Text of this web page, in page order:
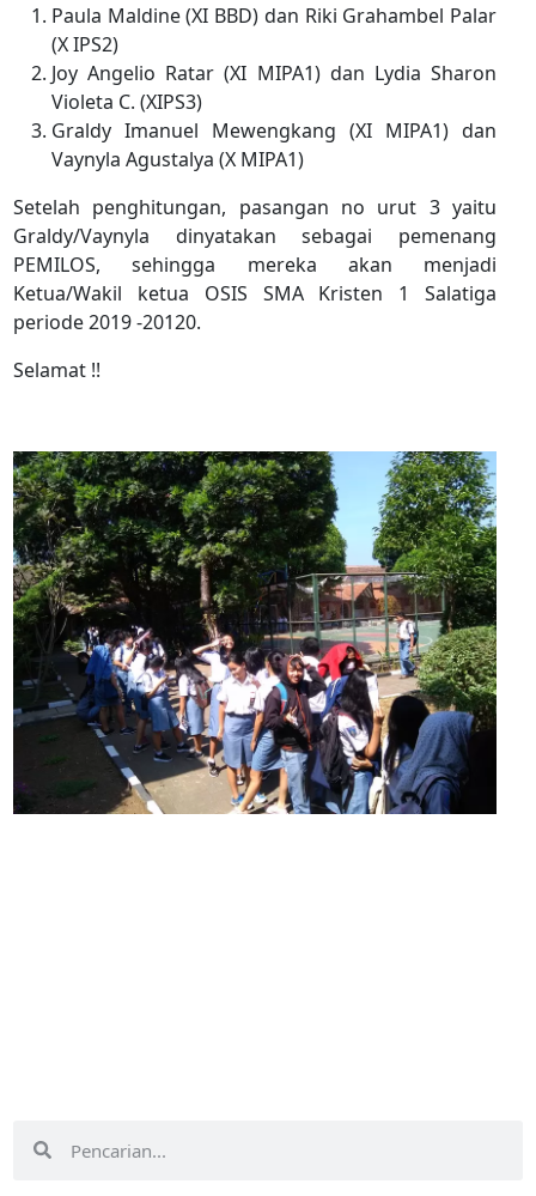
Paula Maldine (XI BBD) dan Riki Grahambel Palar
(X IPS2)
Joy Angelio Ratar (XI MIPA1) dan Lydia Sharon
Violeta C. (XIPS3)
Graldy Imanuel Mewengkang (XI MIPA1) dan
Vaynyla Agustalya (X MIPA1)
Setelah penghitungan, pasangan no urut 3 yaitu
Graldy/Vaynyla dinyatakan sebagai pemenang
PEMILOS, sehingga mereka akan menjadi
Ketua/Wakil ketua OSIS SMA Kristen 1 Salatiga
periode 2019 -20120.
Selamat !!